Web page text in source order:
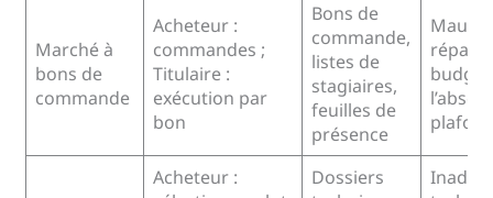
Marché à
bons de
commande
Acheteur :
commandes ;
Titulaire :
exécution par
bon
Bons de
commande,
listes de
stagiaires,
feuilles de
présence
Acheteur :
Dossiers